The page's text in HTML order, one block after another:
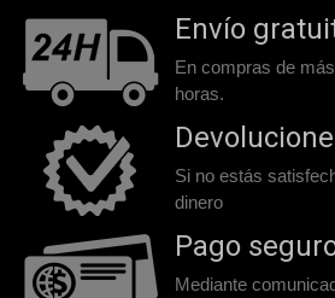
Envío
En compras de
horas.
Si no estás
dinero
Pago
Mediante